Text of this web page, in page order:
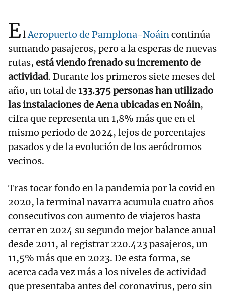
ElAeropuerto de Pamplona-Noáincontinúa
sumando pasajeros, pero a la esperas de nuevas
rutas, está viendo frenado su incremento de
actividad. Durante los primeros siete meses del
año, un total de 133.375 personas han utilizado
las instalaciones de Aena ubicadas en Noáin,
cifra que representa un 1,8% más que en el
mismo periodo de 2024, lejos de porcentajes
pasados y de la evolución de los aeródromos
vecinos.
Tras tocar fondo en la pandemia por la covid en
2020, la terminal navarra acumula cuatro años
consecutivos con aumento de viajeros hasta
cerrar en 2024 su segundo mejor balance anual
desde 2011, al registrar 220.423 pasajeros, un
11,5% más que en 2023. De esta forma, se
acerca cada vez más a los niveles de actividad
que presentaba antes del coronavirus, pero sin